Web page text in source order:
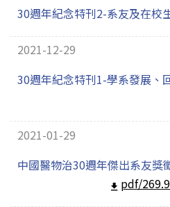
English
30週年紀念特刊2-系友及在校
2021-12-29
30週年紀念特刊1-學系發展、
2021-01-29
中國醫物治30週年傑出系友獎
pdf/